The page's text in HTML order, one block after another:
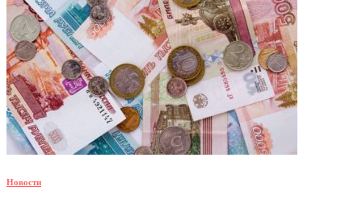
Новости